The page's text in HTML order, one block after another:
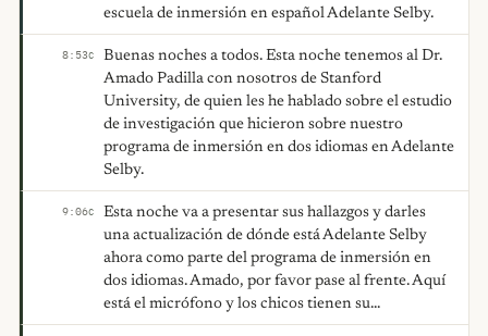
escuela de inmersión en español Adelante Selby.
8:53C
Buenas noches a todos. Esta noche tenemos al Dr.
Amado Padilla con nosotros de Stanford
University, de quien les he hablado sobre el estudio
de investigación que hicieron sobre nuestro
programa de inmersión en dos idiomas en Adelante
Selby.
9:06C
Esta noche va a presentar sus hallazgos y darles
una actualización de dónde está Adelante Selby
ahora como parte del programa de inmersión en
dos idiomas. Amado, por favor pase al frente. Aquí
está el micrófono y los chicos tienen su...